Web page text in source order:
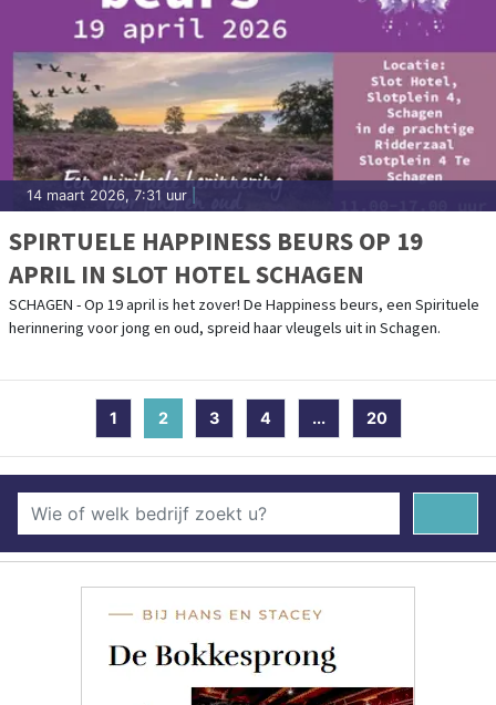
14 maart 2026, 7:31 uur
SPIRTUELE HAPPINESS BEURS OP 19
APRIL IN SLOT HOTEL SCHAGEN
SCHAGEN - Op 19 april is het zover! De Happiness beurs, een Spirituele
herinnering voor jong en oud, spreid haar vleugels uit in Schagen.
1 2(current)
3 4 ... 20